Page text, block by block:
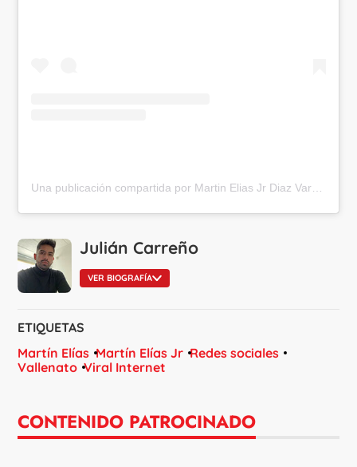
Julián Carreño
VER BIOGRAFÍA
ETIQUETAS
Martín Elías Martín Elías Jr Redes sociales
Vallenato Viral Internet
CONTENIDO PATROCINADO